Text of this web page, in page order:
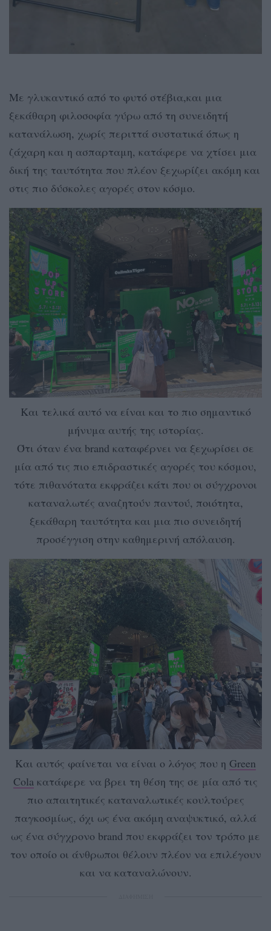
Με γλυκαντικό από το φυτό στέβια,και μια
ξεκάθαρη φιλοσοφία γύρω από τη συνειδητή
κατανάλωση, χωρίς περιττά συστατικά όπως η
ζάχαρη και η ασπαρταμη, κατάφερε να χτίσει μια
δική της ταυτότητα που πλέον ξεχωρίζει ακόμη και
στις πιο δύσκολες αγορές στον κόσμο.
Και τελικά αυτό να είναι και το πιο σημαντικό
μήνυμα αυτής της ιστορίας.
Ότι όταν ένα brand καταφέρνει να ξεχωρίσει σε
μία από τις πιο επιδραστικές αγορές του κόσμου,
τότε πιθανότατα εκφράζει κάτι που οι σύγχρονοι
καταναλωτές αναζητούν παντού, ποιότητα,
ξεκάθαρη ταυτότητα και μια πιο συνειδητή
προσέγγιση στην καθημερινή απόλαυση.
Και αυτός φαίνεται να είναι ο λόγος που η Green
Cola κατάφερε να βρει τη θέση της σε μία από τις
πιο απαιτητικές καταναλωτικές κουλτούρες
παγκοσμίως, όχι ως ένα ακόμη αναψυκτικό, αλλά
ως ένα σύγχρονο brand που εκφράζει τον τρόπο με
τον οποίο οι άνθρωποι θέλουν πλέον να επιλέγουν
και να καταναλώνουν.